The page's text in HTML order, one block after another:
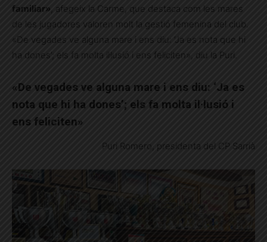
familiar» , afegeix la Carme, que destaca com les mares
de les jugadores valoren molt la gestió femenina del club.
«De vegades ve alguna mare i ens diu: ‘Ja es nota que hi
ha dones’; els fa molta il·lusió i ens feliciten», diu la Puri.
«De vegades ve alguna mare i ens diu: ‘Ja es
nota que hi ha dones’; els fa molta il·lusió i
ens feliciten»
Puri Romero, presidenta del CP Sarrià